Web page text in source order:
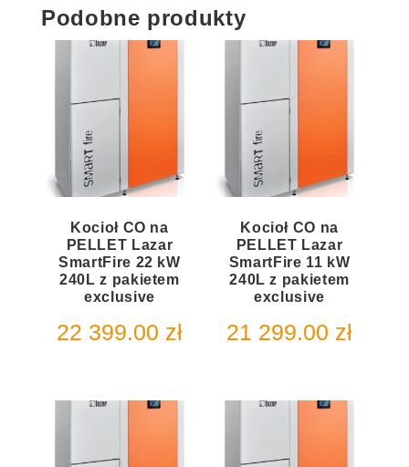
Podobne produkty
Kocioł CO na
PELLET Lazar
SmartFire 22 kW
240L z pakietem
exclusive
22 399.00 zł
Kocioł CO na
PELLET Lazar
SmartFire 11 kW
240L z pakietem
exclusive
21 299.00 zł